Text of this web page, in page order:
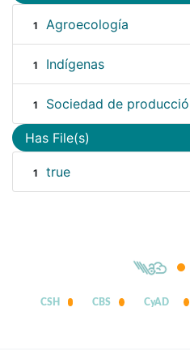
1 Agroecología
1 Indígenas
1 Sociedad de
Has File(s)
1 true
CSH CBS CyAD